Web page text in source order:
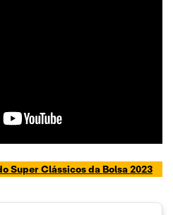
Super Clássicos da Bolsa 2023